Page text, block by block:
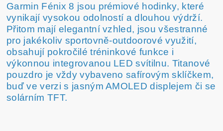
Garmin Fénix 8 jsou prémiové hodinky, které
vynikají vysokou odolností a dlouhou výdrží.
Přitom mají elegantní vzhled, jsou všestranné
pro jakékoliv sportovně-outdoorové využití,
obsahují pokročilé tréninkové funkce i
výkonnou integrovanou LED svítilnu. Titanové
pouzdro je vždy vybaveno safírovým sklíčkem,
buď ve verzi s jasným AMOLED displejem či se
solárním TFT.